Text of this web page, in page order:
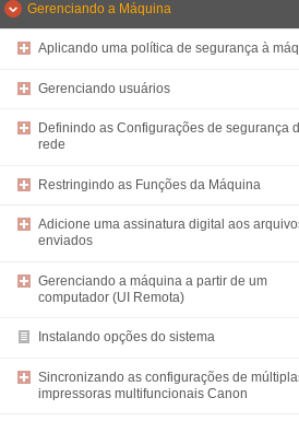
Gerenciando a Máquina
Aplicando uma política de segurança à
Gerenciando usuários
Definindo as Configurações de segurança
rede
Restringindo as Funções da Máquina
Adicione uma assinatura digital aos
enviados
Gerenciando a máquina a partir de um
computador (UI Remota)
Instalando opções do sistema
Sincronizando as configurações de
impressoras multifuncionais Canon